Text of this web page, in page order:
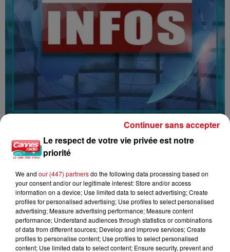
Le respect de votre vie privée est notre
priorité
We and our (447) partnersdo the following data processing based on
your consent and/or our legitimate interest: Store and/or access
information on a device; Use limited data to select advertising; Create
profiles for personalised advertising; Use profiles to select personalised
advertising; Measure advertising performance; Measure content
performance; Understand audiences through statistics or combinations
of data from different sources; Develop and improve services; Create
profiles to personalise content; Use profiles to select personalised
content; Use limited data to select content; Ensure security, prevent and
Continuer sans accepter